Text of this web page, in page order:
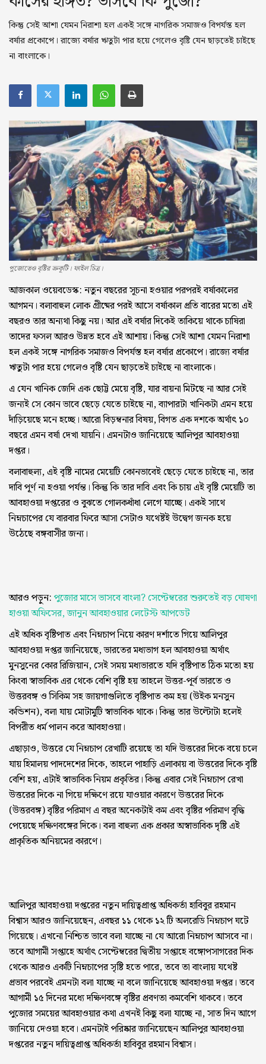
পুজোয় সুস্থ থাকুন
পুজোর রোড ম্যাপ
গ্যালারি
কিন্তু সেই আশা যেমন নিরাশা হল একই সঙ্গে নাগরিক সমাজও বিপর্যস্ত হল
বর্ষার প্রকোপে। রাজ্যে বর্ষার ঋতুটা পার হয়ে গেলেও বৃষ্টি যেন ছাড়তেই চাইছে
না বাংলাকে।
পুজোতেও বৃষ্টির ভ্রুকূটি। ফাইল চিত্র।
আজকাল ওয়েবডেস্ক: নতুন বছরের সূচনা হওয়ার পরপরই বর্ষাকালের
আগমন। বলাবাহুল লোক গ্রীষ্মের পরই আসে বর্ষাকাল প্রতি বারের মতো এই
বছরও তার অন্যথা কিছু নয়। আর এই বর্ষার দিকেই তাকিয়ে থাকে চাষিরা
তাদের ফসল আরও উন্নত হবে এই আশায়। কিন্তু সেই আশা যেমন নিরাশা
হল একই সঙ্গে নাগরিক সমাজও বিপর্যস্ত হল বর্ষার প্রকোপে। রাজ্যে বর্ষার
ঋতুটা পার হয়ে গেলেও বৃষ্টি যেন ছাড়তেই চাইছে না বাংলাকে।
এ যেন খানিক জেদি এক ছোট্ট মেয়ে বৃষ্টি, যার বায়না মিটছে না আর সেই
জন্যই সে কোন ভাবে ছেড়ে যেতে চাইছে না, ব্যাপারটা খানিকটা এমন হয়ে
দাঁড়িয়েছে মনে হচ্ছে। আরো বিড়ম্বনার বিষয়, বিগত এক দশকে অর্থাৎ ১০
বছরে এমন বর্ষা দেখা যায়নি। এমনটাও জানিয়েছে আলিপুর আবহাওয়া
দপ্তর।
বলাবাহুল্য, এই বৃষ্টি নামের মেয়েটি কোনভাবেই ছেড়ে যেতে চাইছে না, তার
দাবি পূর্ণ না হওয়া পর্যন্ত। কিন্তু কি তার দাবি এবং কি চায় এই বৃষ্টি মেয়েটি তা
আবহাওয়া দপ্তরের ও বুঝতে গোলকধাঁধা লেগে যাচ্ছে। একই সাথে
নিম্নচাপের যে বারবার ফিরে আসা সেটাও যথেষ্টই উদ্বেগ জনক হয়ে
উঠেছে বঙ্গবাসীর জন্য।
আরও পড়ুন: পুজোর মাসে ভাসবে বাংলা? সেপ্টেম্বরের শুরুতেই বড় ঘোষণা
হাওয়া অফিসের, জানুন আবহাওয়ার লেটেস্ট আপডেট
এই অধিক বৃষ্টিপাত এবং নিম্নচাপ নিয়ে কারণ দর্শাতে গিয়ে আলিপুর
আবহাওয়া দপ্তর জানিয়েছে, ভারতের মধ্যভাগ হল আবহাওয়া অর্থাৎ
মুনসুনের কোর রিজিয়ান, সেই সময় মধ্যভারতে যদি বৃষ্টিপাত ঠিক মতো হয়
কিংবা স্বাভাবিক এর থেকে বেশি বৃষ্টি হয় তাহলে উত্তর-পূর্ব ভারতে ও
উত্তরবঙ্গ ও সিকিম সহ জায়গাগুলিতে বৃষ্টিপাত কম হয় (উইক মনসুন
কন্ডিশন), বলা যায় মোটামুটি স্বাভাবিক থাকে। কিন্তু তার উল্টোটা হলেই
বিপরীত ধর্ম পালন করে আবহাওয়া।
এছাড়াও, উত্তরে যে নিম্নচাপ রেখাটি রয়েছে তা যদি উত্তরের দিকে বয়ে চলে
যায় হিমালয় পাদদেশের দিকে, তাহলে পাহাড়ি এলাকায় বা উত্তরের দিকে বৃষ্টি
বেশি হয়, এটাই স্বাভাবিক নিয়ম প্রকৃতির। কিন্তু এবার সেই নিম্নচাপ রেখা
উত্তরের দিকে না গিয়ে দক্ষিণে রয়ে যাওয়ার কারণে উত্তরের দিকে
(উত্তরবঙ্গ) বৃষ্টির পরিমাণ এ বছর অনেকটাই কম এবং বৃষ্টির পরিমাণ বৃদ্ধি
পেয়েছে দক্ষিণবঙ্গের দিকে। বলা বাহুল্য এক প্রকার অস্বাভাবিক দৃষ্টি এই
প্রাকৃতিক অনিয়মের কারণে।
আলিপুর আবহাওয়া দপ্তরের নতুন দায়িত্বপ্রাপ্ত অধিকর্তা হাবিবুর রহমান
বিশ্বাস আরও জানিয়েছেন, এবছর ১১ থেকে ১২ টি অলরেডি নিম্নচাপ ঘটে
গিয়েছে। এখনো নিশ্চিত ভাবে বলা যাচ্ছে না যে আরো নিম্নচাপ আসবে না।
তবে আগামী সপ্তাহে অর্থাৎ সেপ্টেম্বরের দ্বিতীয় সপ্তাহে বঙ্গোপসাগরের দিক
থেকে আরও একটি নিম্নচাপের সৃষ্টি হতে পারে, তবে তা বাংলায় যথেষ্ট
প্রভাব পরবেই এমনটা বলা যাচ্ছে না বলে জানিয়েছে আবহাওয়া দপ্তর। তবে
আগামী ১৫ দিনের মধ্যে দক্ষিণবঙ্গে বৃষ্টির প্রবণতা কমবেশি থাকবে। তবে
পুজোর সময়ের আবহাওয়ার কথা এখনই কিছু বলা যাচ্ছে না, সাত দিন আগে
জানিয়ে দেওয়া হবে। এমনটাই পরিষ্কার জানিয়েছেন আলিপুর আবহাওয়া
দপ্তরের নতুন দায়িত্বপ্রাপ্ত অধিকর্তা হাবিবুর রহমান বিশ্বাস।